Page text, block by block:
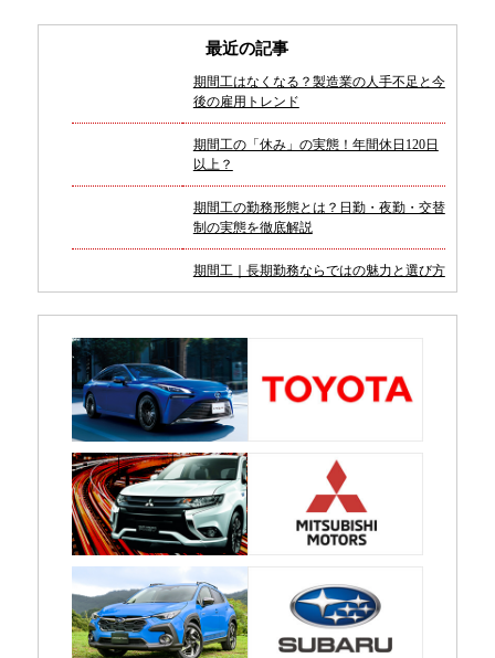
最近の記事
期間工はなくなる？製造業の人手不足と今
後の雇用トレンド
期間工の「休み」の実態！年間休日120日
以上？
期間工の勤務形態とは？日勤・夜勤・交替
制の実態を徹底解説
期間工｜長期勤務ならではの魅力と選び方